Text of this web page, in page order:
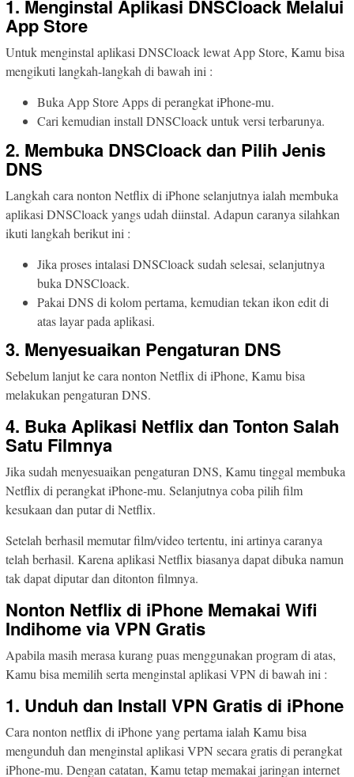
1. Menginstal Aplikasi DNSCloack Melalui
App Store
Untuk menginstal aplikasi DNSCloack lewat App Store, Kamu bisa
mengikuti langkah-langkah di bawah ini :
Buka App Store Apps di perangkat iPhone-mu.
Cari kemudian install DNSCloack untuk versi terbarunya.
2. Membuka DNSCloack dan Pilih Jenis
DNS
Langkah cara nonton Netflix di iPhone selanjutnya ialah membuka
aplikasi DNSCloack yangs udah diinstal. Adapun caranya silahkan
ikuti langkah berikut ini :
Jika proses intalasi DNSCloack sudah selesai, selanjutnya
buka DNSCloack.
Pakai DNS di kolom pertama, kemudian tekan ikon edit di
atas layar pada aplikasi.
3. Menyesuaikan Pengaturan DNS
Sebelum lanjut ke cara nonton Netflix di iPhone, Kamu bisa
melakukan pengaturan DNS.
4. Buka Aplikasi Netflix dan Tonton Salah
Satu Filmnya
Jika sudah menyesuaikan pengaturan DNS, Kamu tinggal membuka
Netflix di perangkat iPhone-mu. Selanjutnya coba pilih film
kesukaan dan putar di Netflix.
Setelah berhasil memutar film/video tertentu, ini artinya caranya
telah berhasil. Karena aplikasi Netflix biasanya dapat dibuka namun
tak dapat diputar dan ditonton filmnya.
Nonton Netflix di iPhone Memakai Wifi
Indihome via VPN Gratis
Apabila masih merasa kurang puas menggunakan program di atas,
Kamu bisa memilih serta menginstal aplikasi VPN di bawah ini :
1. Unduh dan Install VPN Gratis di iPhone
Cara nonton netflix di iPhone yang pertama ialah Kamu bisa
mengunduh dan menginstal aplikasi VPN secara gratis di perangkat
iPhone-mu. Dengan catatan, Kamu tetap memakai jaringan internet